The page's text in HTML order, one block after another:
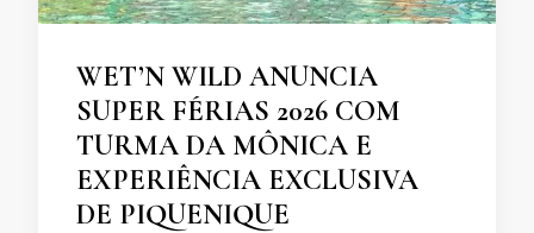
WET’N WILD ANUNCIA
SUPER FÉRIAS 2026 COM
TURMA DA MÔNICA E
EXPERIÊNCIA EXCLUSIVA
DE PIQUENIQUE